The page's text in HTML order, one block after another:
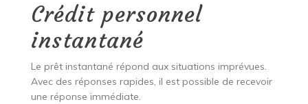
Crédit personnel
instantané
Le prêt instantané répond aux situations imprévues.
Avec des réponses rapides, il est possible de recevoir
une réponse immédiate.